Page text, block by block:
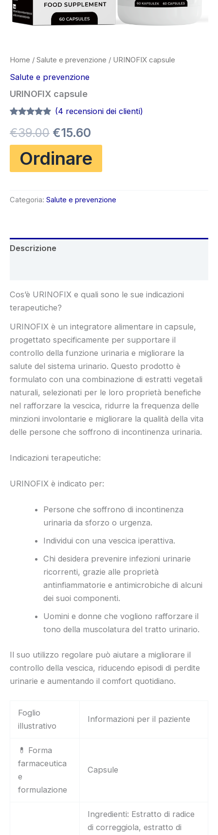
Home / Salute e prevenzione / URINOFIX capsule
Salute e prevenzione
URINOFIX capsule
su 5 su
base di
recensioni
(4 recensioni dei clienti)
€39.00 Il
prezzo
originale
€15.60
attuale
Ordinare
Categoria: Salute e prevenzione
Descrizione
Cos’è URINOFIX e quali sono le sue indicazioni
terapeutiche?
URINOFIX è un integratore alimentare in capsule,
progettato specificamente per supportare il
controllo della funzione urinaria e migliorare la
salute del sistema urinario. Questo prodotto è
formulato con una combinazione di estratti vegetali
naturali, selezionati per le loro proprietà benefiche
nel rafforzare la vescica, ridurre la frequenza delle
minzioni involontarie e migliorare la qualità della vita
delle persone che soffrono di incontinenza urinaria.
Indicazioni terapeutiche:
URINOFIX è indicato per:
Persone che soffrono di incontinenza
urinaria da sforzo o urgenza.
Individui con una vescica iperattiva.
Chi desidera prevenire infezioni urinarie
ricorrenti, grazie alle proprietà
antinfiammatorie e antimicrobiche di alcuni
dei suoi componenti.
Uomini e donne che vogliono rafforzare il
tono della muscolatura del tratto urinario.
Il suo utilizzo regolare può aiutare a migliorare il
controllo della vescica, riducendo episodi di perdite
urinarie e aumentando il comfort quotidiano.
Foglio
illustrativo
Informazioni per il paziente
💊 Forma
farmaceutica
e
formulazione
Capsule
Ingredienti: Estratto di radice
di correggiola, estratto di